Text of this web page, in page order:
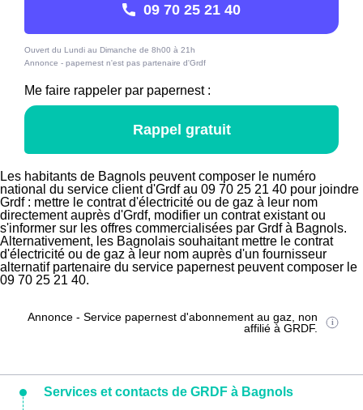
09 70 25 21 40
Ouvert du Lundi au Dimanche de 8h00 à 21h
Annonce - papernest n'est pas partenaire d'Grdf
Me faire rappeler par papernest :
Rappel gratuit
Les habitants de Bagnols peuvent composer le numéro
national du service client d'Grdf au 09 70 25 21 40 pour joindre
Grdf : mettre le contrat d'électricité ou de gaz à leur nom
directement auprès d'Grdf, modifier un contrat existant ou
s'informer sur les offres commercialisées par Grdf à Bagnols.
Alternativement, les Bagnolais souhaitant mettre le contrat
d'électricité ou de gaz à leur nom auprès d'un fournisseur
alternatif partenaire du service papernest peuvent composer le
09 70 25 21 40.
Annonce - Service papernest d'abonnement au gaz, non
affilié à GRDF.
Services et contacts de GRDF à Bagnols